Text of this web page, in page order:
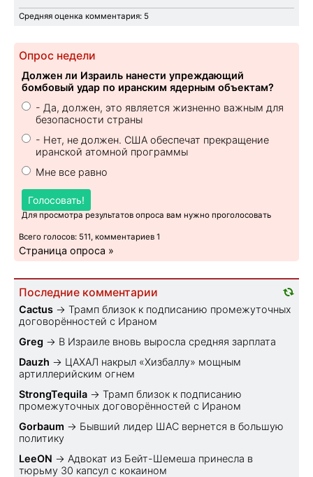
Средняя оценка комментария: 5
Опрос недели
Должен ли Израиль нанести упреждающий
бомбовый удар по иранским ядерным объектам?
- Да, должен, это является жизненно важным для
безопасности страны
- Нет, не должен. США обеспечат прекращение
иранской атомной программы
Мне все равно
Голосовать!
Для просмотра результатов опроса вам нужно проголосовать
Всего голосов: 511, комментариев 1
Страница опроса »
Последние комментарии
Cactus → Трамп близок к подписанию промежуточных
договорённостей с Ираном
Greg → В Израиле вновь выросла средняя зарплата
Dauzh → ЦАХАЛ накрыл «Хизбаллу» мощным
артиллерийским огнем
StrongTequila → Трамп близок к подписанию
промежуточных договорённостей с Ираном
Gorbaum → Бывший лидер ШАС вернется в большую
политику
LeeON → Адвокат из Бейт-Шемеша принесла в
тюрьму 30 капсул с кокаином